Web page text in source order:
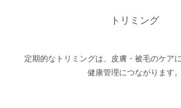
トリミング
定期的なトリミングは、皮膚・被毛のケア
健康管理につながります。